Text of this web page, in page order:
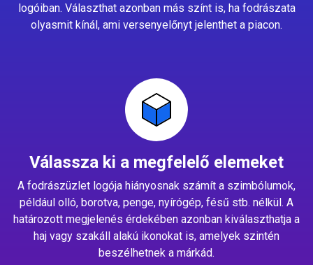
logóiban. Választhat azonban más színt is, ha fodrászata
olyasmit kínál, ami versenyelőnyt jelenthet a piacon.
Válassza ki a megfelelő elemeket
A fodrászüzlet logója hiányosnak számít a szimbólumok,
például olló, borotva, penge, nyírógép, fésű stb. nélkül. A
határozott megjelenés érdekében azonban kiválaszthatja a
haj vagy szakáll alakú ikonokat is, amelyek szintén
beszélhetnek a márkád.